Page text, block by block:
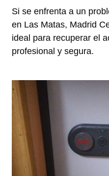
Si se enfrenta a un
en Las Matas, Madrid
ideal para recuperar el
profesional y segura.